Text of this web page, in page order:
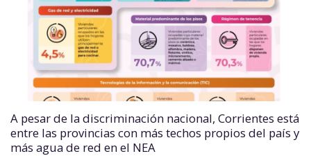
A pesar de la discriminación nacional, Corrientes está
entre las provincias con más techos propios del país y
más agua de red en el NEA